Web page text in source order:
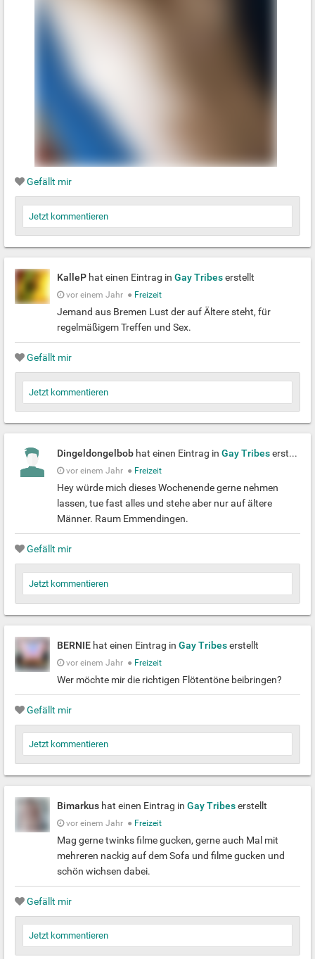
Gefällt mir
Jetzt kommentieren
KalleP hat einen Eintrag in Gay Tribeserstellt
vor einem Jahr ● Freizeit
Jemand aus Bremen Lust der auf Ältere steht, für
regelmäßigem Treffen und Sex.
Gefällt mir
Jetzt kommentieren
Dingeldongelbob hat einen Eintrag in Gay Tribeserstellt
vor einem Jahr ● Freizeit
Hey würde mich dieses Wochenende gerne nehmen
lassen, tue fast alles und stehe aber nur auf ältere
Männer. Raum Emmendingen.
Gefällt mir
Jetzt kommentieren
BERNIE hat einen Eintrag in Gay Tribeserstellt
vor einem Jahr ● Freizeit
Wer möchte mir die richtigen Flötentöne beibringen?
Gefällt mir
Jetzt kommentieren
Bimarkus hat einen Eintrag in Gay Tribeserstellt
vor einem Jahr ● Freizeit
Mag gerne twinks filme gucken, gerne auch Mal mit
mehreren nackig auf dem Sofa und filme gucken und
schön wichsen dabei.
Gefällt mir
Jetzt kommentieren